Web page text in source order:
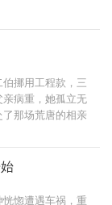
因为不想麻烦司
的流氓…… 就在她
的汪洋。 自此，
小说，带点夸
挪用工程款，三
病重，她孤立无
那场荒唐的相亲
自己“游手好
；合作后，他不要
，站在我身边就
有刁难，替她喝
她周全；法院庭
惚遭遇车祸，重